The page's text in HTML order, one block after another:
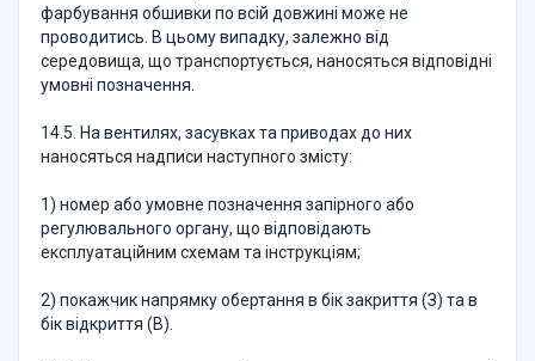
фарбування обшивки по всій довжині може не
проводитись. В цьому випадку, залежно від
середовища, що транспортується, наносяться відповідні
умовні позначення.
14.5. На вентилях, засувках та приводах до них
наносяться надписи наступного змісту:
1) номер або умовне позначення запірного або
регулювального органу, що відповідають
експлуатаційним схемам та інструкціям;
2) покажчик напрямку обертання в бік закриття (З) та в
бік відкриття (В).